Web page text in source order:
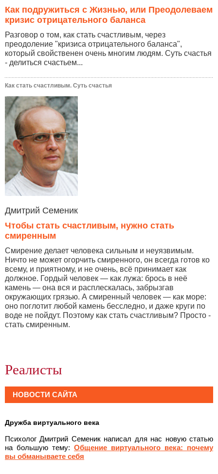
Реалисты
НОВОСТИ САЙТА
Дружба виртуального века
Психолог Дмитрий Семеник написал для нас новую статью
на большую тему: Общение виртуального века: почему
вы обманываете себя
Как подружиться с Жизнью, или Преодолеваем
кризис отрицательного баланса
Разговор о том, как стать счастливым, через
преодоление "кризиса отрицательного баланса",
который свойственен очень многим людям. Суть счастья
- делиться счастьем...
Как стать счастливым. Суть счастья
Дмитрий Семеник
Чтобы стать счастливым, нужно стать
смиренным
Смирение делает человека сильным и неуязвимым.
Ничто не может огорчить смиренного, он всегда готов ко
всему, и приятному, и не очень, всё принимает как
должное. Гордый человек — как лужа: брось в неё
камень — она вся и расплескалась, забрызгав
окружающих грязью. А смиренный человек — как море:
оно поглотит любой камень бесследно, и даже круги по
воде не пойдут. Поэтому как стать счастливым? Просто -
стать смиренным.